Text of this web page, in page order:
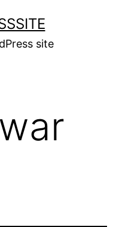
site